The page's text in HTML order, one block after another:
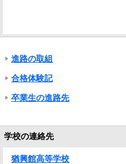
進路の取組
合格体験記
卒業生の進路先
学校の連絡先
猶興館高等学校